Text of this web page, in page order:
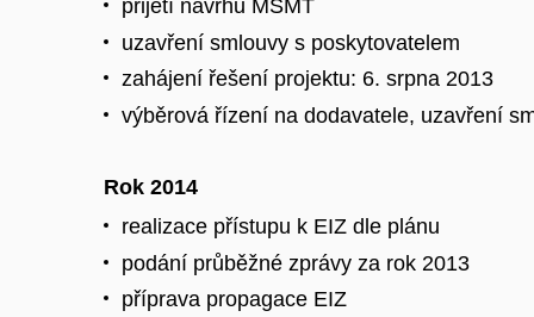
přijetí návrhu MŠMT
uzavření smlouvy s poskytovatelem
zahájení řešení projektu: 6. srpna 2013
výběrová řízení na dodavatele, uzavření
Rok 2014
realizace přístupu k EIZ dle plánu
podání průběžné zprávy za rok 2013
příprava propagace EIZ